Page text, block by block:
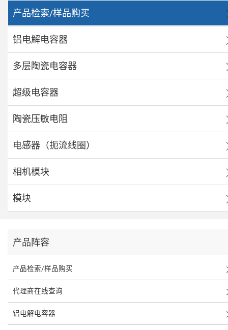
产品检索/样品购买
铝电解电容器
多层陶瓷电容器
超级电容器
陶瓷压敏电阻
电感器（扼流线圈）
相机模块
模块
产品阵容
产品检索/样品购买
代理商在线查询
铝电解电容器